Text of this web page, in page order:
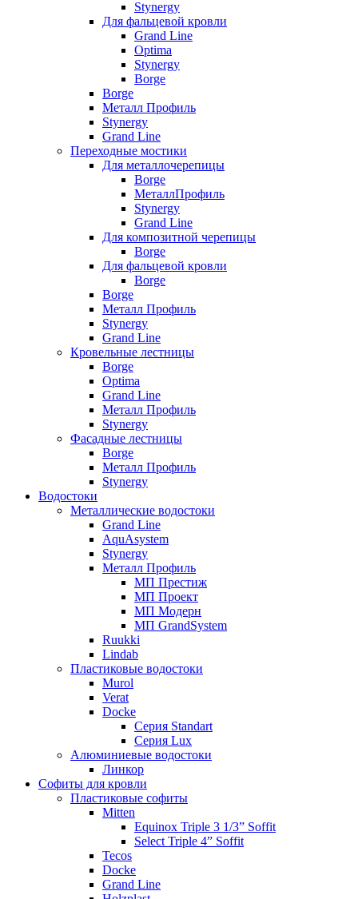
Stynergy
Для фальцевой кровли
Grand Line
Optima
Stynergy
Borge
Borge
Металл Профиль
Stynergy
Grand Line
Переходные мостики
Для металлочерепицы
Borge
МеталлПрофиль
Stynergy
Grand Line
Для композитной черепицы
Borge
Для фальцевой кровли
Borge
Borge
Металл Профиль
Stynergy
Grand Line
Кровельные лестницы
Borge
Optima
Grand Line
Металл Профиль
Stynergy
Фасадные лестницы
Borge
Металл Профиль
Stynergy
Водостоки
Металлические водостоки
Grand Line
AquAsystem
Stynergy
Металл Профиль
МП Престиж
МП Проект
МП Модерн
МП GrandSystem
Ruukki
Lindab
Пластиковые водостоки
Murol
Verat
Docke
Серия Standart
Серия Lux
Алюминиевые водостоки
Линкор
Софиты для кровли
Пластиковые софиты
Mitten
Equinox Triple 3 1/3” Soffit
Select Triple 4” Soffit
Tecos
Docke
Grand Line